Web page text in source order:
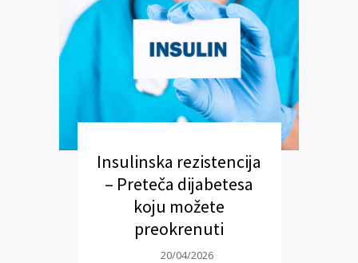
Insulinska rezistencija
– Preteča dijabetesa
koju možete
preokrenuti
20/04/2026